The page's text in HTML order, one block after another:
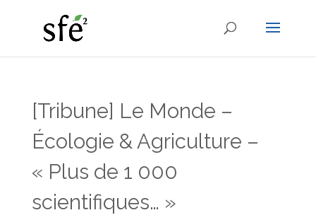
[Tribune] Le Monde –
Écologie & Agriculture –
« Plus de 1 000
scientifiques… »